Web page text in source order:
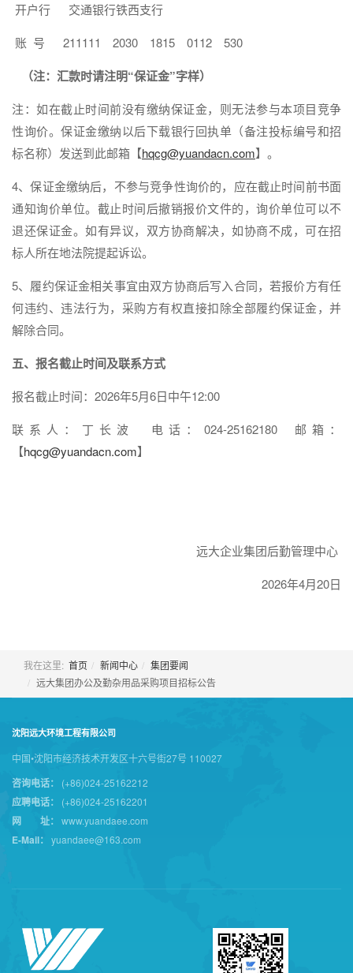
开户行 交通银行铁西支行
账 号 211111 2030 1815 0112 530
（注：汇款时请注明“保证金”字样）
注：如在截止时间前没有缴纳保证金，则无法参与本项目竞争
性询价。保证金缴纳以后下载银行回执单（备注投标编号和招
标名称）发送到此邮箱【hqcg@yuandacn.com】。
4、保证金缴纳后，不参与竞争性询价的，应在截止时间前书面
通知询价单位。截止时间后撤销报价文件的，询价单位可以不
退还保证金。如有异议，双方协商解决，如协商不成，可在招
标人所在地法院提起诉讼。
5、履约保证金相关事宜由双方协商后写入合同，若报价方有任
何违约、违法行为，采购方有权直接扣除全部履约保证金，并
解除合同。
五、报名截止时间及联系方式
报名截止时间：2026年5月6日中午12:00
联系人：丁长波 电话：024-25162180 邮箱：
【hqcg@yuandacn.com】
远大企业集团后勤管理中心
2026年4月20日
我在这里: 首页 新闻中心
集团要闻
远大集团办公及勤杂用品采购项目招标公告
沈阳远大环境工程有限公司
中国•沈阳市经济技术开发区十六号街27号 110027
咨询电话： (+86)024-25162212
应聘电话： (+86)024-25162201
网 址： www.yuandaee.com
E-Mail： yuandaee@163.com